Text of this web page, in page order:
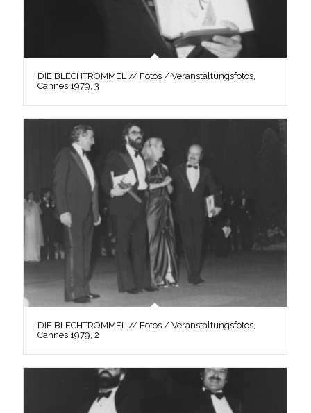
DIE BLECHTROMMEL // Fotos / Veranstaltungsfotos,
Cannes 1979, 3
DIE BLECHTROMMEL // Fotos / Veranstaltungsfotos,
Cannes 1979, 2